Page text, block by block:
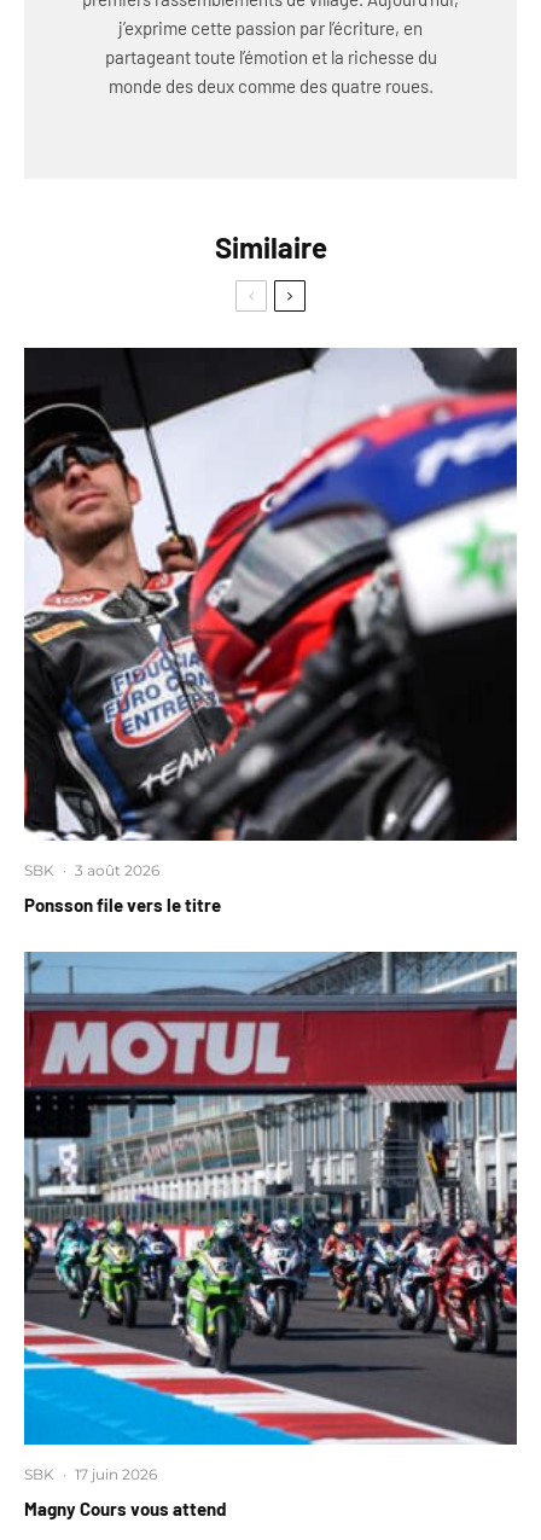
j’exprime cette passion par l’écriture, en
partageant toute l’émotion et la richesse du
monde des deux comme des quatre roues.
Similaire
SBK · 3 août 2026
Ponsson file vers le titre
SBK · 17 juin 2026
Magny Cours vous attend